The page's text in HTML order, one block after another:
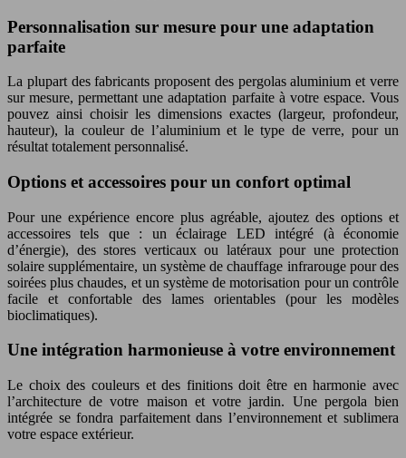
Personnalisation sur mesure pour une adaptation
parfaite
La plupart des fabricants proposent des pergolas aluminium et verre
sur mesure, permettant une adaptation parfaite à votre espace. Vous
pouvez ainsi choisir les dimensions exactes (largeur, profondeur,
hauteur), la couleur de l’aluminium et le type de verre, pour un
résultat totalement personnalisé.
Options et accessoires pour un confort optimal
Pour une expérience encore plus agréable, ajoutez des options et
accessoires tels que : un éclairage LED intégré (à économie
d’énergie), des stores verticaux ou latéraux pour une protection
solaire supplémentaire, un système de chauffage infrarouge pour des
soirées plus chaudes, et un système de motorisation pour un contrôle
facile et confortable des lames orientables (pour les modèles
bioclimatiques).
Une intégration harmonieuse à votre environnement
Le choix des couleurs et des finitions doit être en harmonie avec
l’architecture de votre maison et votre jardin. Une pergola bien
intégrée se fondra parfaitement dans l’environnement et sublimera
votre espace extérieur.